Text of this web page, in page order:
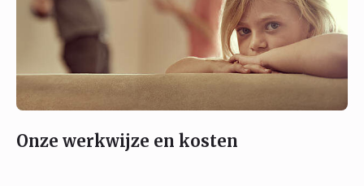
Onze werkwijze en kosten